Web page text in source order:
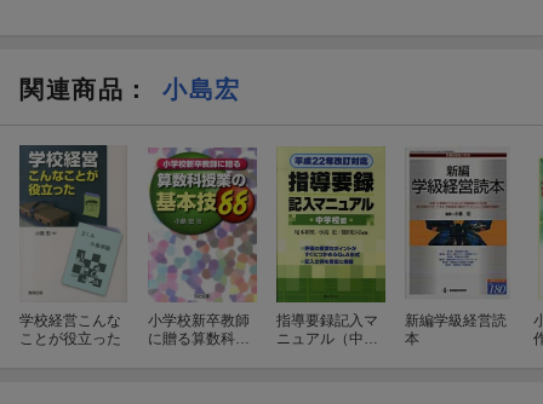
関連商品 ： 小島宏
学校経営こんな
ことが役立った
小学校新卒教師
に贈る算数科授
指導要録記入マ
ニュアル（中学
新編学級経営読
本